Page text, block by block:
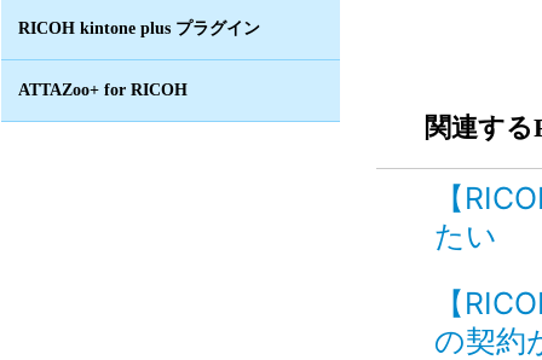
RICOH kintone plus プラグイン
ATTAZoo+ for RICOH
関連する
【
たい
【
の契